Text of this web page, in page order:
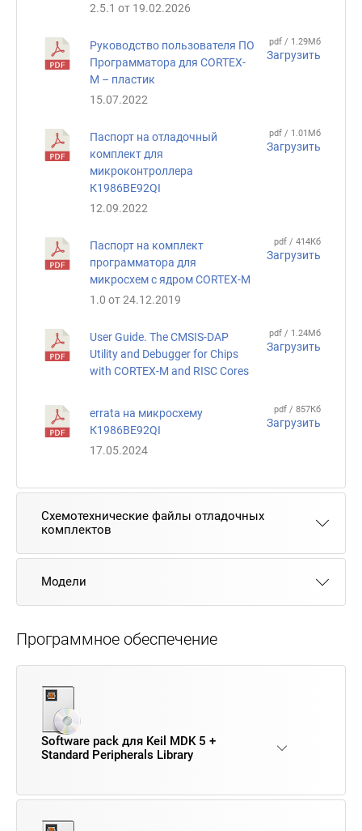
2.5.1 от 19.02.2026
Руководство пользователя ПО
Программатора для CORTEX-
M – пластик
15.07.2022
pdf / 1.29Мб
Загрузить
Паспорт на отладочный
комплект для
микроконтроллера
К1986ВЕ92QI
12.09.2022
pdf / 1.01Мб
Загрузить
Паспорт на комплект
программатора для
микросхем с ядром CORTEX-M
1.0 от 24.12.2019
pdf / 414Кб
Загрузить
User Guide. The CMSIS-DAP
Utility and Debugger for Chips
with CORTEX-M and RISC Cores
pdf / 1.24Мб
Загрузить
errata на микросхему
К1986ВЕ92QI
17.05.2024
pdf / 857Кб
Загрузить
Схемотехнические файлы отладочных
комплектов
Модели
Программное обеспечение
Software pack для Keil MDK 5 +
Standard Peripherals Library